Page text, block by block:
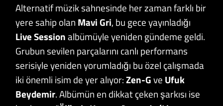
Alternatif müzik sahnesinde her zaman farklı bir
yere sahip olan MaviGri, bu gece yayınladığı
Live Sessionalbümüyle yeniden gündeme geldi.
Grubun sevilen parçalarını canlı performans
serisiyle yeniden yorumladığı bu özel çalışmada
iki önemli isim de yer alıyor:Zen-Gve Ufuk
Beydemir. Albümün en dikkat çeken şarkısı ise